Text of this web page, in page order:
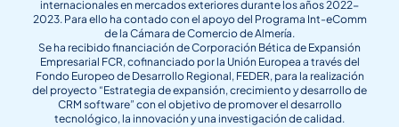
internacionales en mercados exteriores durante los años 2022-
2023. Para ello ha contado con el apoyo del Programa Int-eComm
de la Cámara de Comercio de Almería.
Se ha recibido financiación de Corporación Bética de Expansión
Empresarial FCR, cofinanciado por la Unión Europea a través del
Fondo Europeo de Desarrollo Regional, FEDER, para la realización
del proyecto “Estrategia de expansión, crecimiento y desarrollo de
CRM software” con el objetivo de promover el desarrollo
tecnológico, la innovación y una investigación de calidad.